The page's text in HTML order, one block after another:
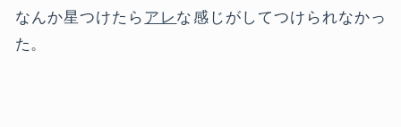
なんか星つけたら アレ な感じがしてつけられなかっ
た。